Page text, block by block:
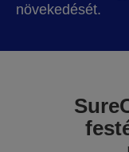
növekedését.